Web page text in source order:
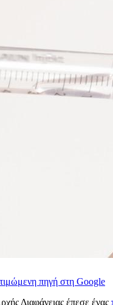
πηγή στη Google
Διαφάνειας έπεσε ένας